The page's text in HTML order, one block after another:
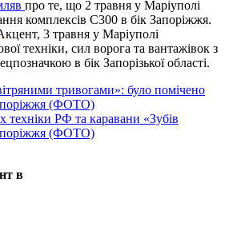
про те, що 2 травня у Маріуполі
комплексів С300 в бік Запоріжжя.
3 травня у Маріуполі
техніки, сил ворога та вантажівок з
в бік Запорізької області.
тривогами»: було помічено
(ФОТО)
техніки РФ та каравани «Зубів
(ФОТО)
в